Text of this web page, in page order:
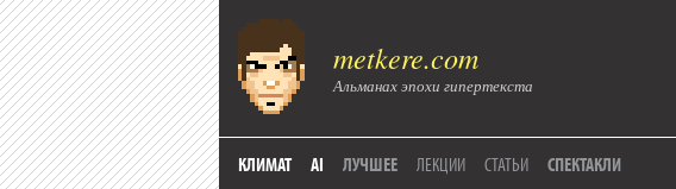
metkere.com
Альманах эпохи гипертекста
КЛИМАТ AI ЛУЧШЕЕ ЛЕКЦИИ СТАТЬИ СПЕКТАКЛИ